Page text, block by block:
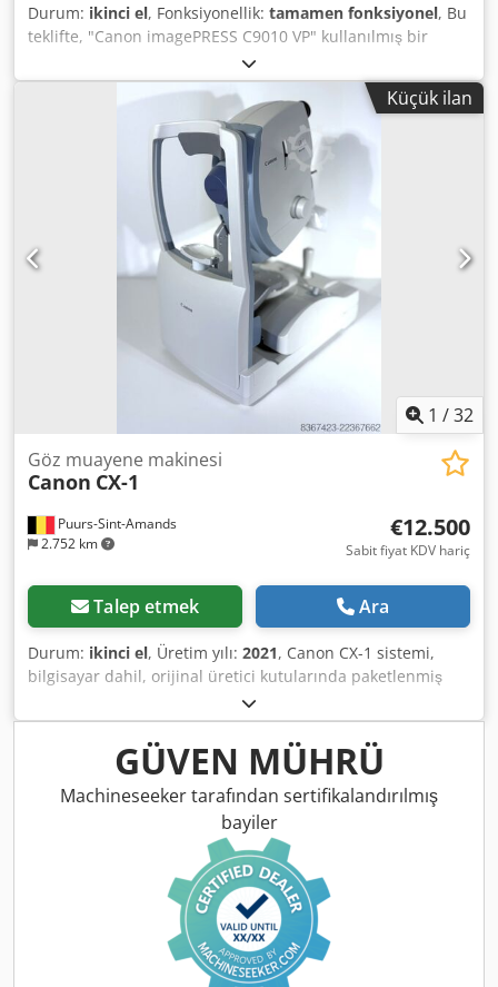
Durum: ikinci el, Fonksiyonellik: tamamen fonksiyonel, Bu
teklifte, "Canon imagePRESS C9010 VP" kullanılmış bir
renkli üretim sistemi satın alıyorsunuz. Satış konusu: 1 x
Canon imagePRESS C9010 VP aşağıdaki donanımlarla
birlikte: Prisma Controller veya Fiery Controller dahil
tamirli broşür bitirici N2 dahil POD Deck D1 dahil Dkodeu
Ecl Espfx Ahhjr Sayaç durumları: Toplam: Yaklaşık
1.880.920 sayfa Durum: Bu teklif, kullanım izleri
bulunabilen (küçük çizikler veya sararmalar gibi) ikinci el
bir cihaz içermektedir. Cihazın fonksiyon testi yapılmıştır.
Test çıktısı fotoğrafta görülebilmektedir. Ambalaj ve
gönderim: Cihazı çalışma saatlerimiz içinde görmek
isterseniz, lütfen randevu alınız! Deniz yoluna uygun
ambalaj ve dünya genelinde gönderim talep üzerine
mümkündür! Sevkiyat veya teslimattan önce cihazın
fonksiyon testi video ile kaydedilecektir. Daha fazla bilgi
için bizimle doğrudan iletişime geçebilirsiniz.
Küçük ilan
1 /32
Puurs-Sint-Amands
2.752 km
Göz muayene makinesi
Canon CX-1
€12.500
Sabit fiyat KDV hariç
Talep etmek Ara
Durum: ikinci el, Üretim yılı: 2021, Canon CX-1 sistemi,
bilgisayar dahil, orijinal üretici kutularında paketlenmiş
olarak teslim edilecektir. Seri numarası: 210141 – Satın
alma yılı: 2022 Djdpfozmxqrex Ahhskr Sistem, kısa süreli
bir klinik çalışma için satın alınmıştır ve çok az
kullanılmıştır; mükemmel durumdadır.
GÜVEN MÜHRÜ
Machineseeker tarafından sertifikalandırılmış
bayiler